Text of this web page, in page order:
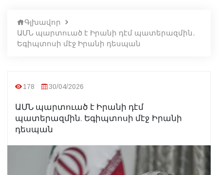
Գլխավոր
ԱՄՆ պարտուած է Իրանի դէմ պատերազմին.
Եգիպտոսի մէջ Իրանի դեսպան
178 30/04/2026
ԱՄՆ պարտուած է Իրանի դէմ
պատերազմին. Եգիպտոսի մէջ Իրանի
դեսպան